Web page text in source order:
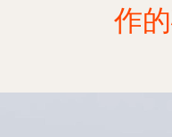
作